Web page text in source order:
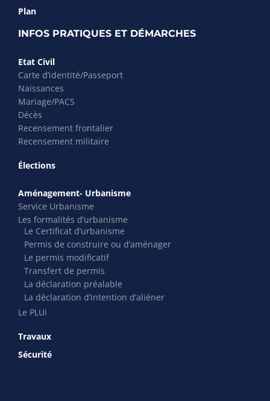
Plan
INFOS PRATIQUES ET DÉMARCHES
Etat Civil
Carte d’identité/Passeport
Naissances
Mariage/PACS
Décès
Recensement frontalier
Recensement militaire
Élections
Aménagement- Urbanisme
Service Urbanisme
Les formalités d’urbanisme
Le Certificat d’urbanisme
Permis de construire ou d’aménager
Le permis modificatif
Transfert de permis
La déclaration préalable
La déclaration d’intention d’aliéner
Le PLUi
Travaux
Sécurité